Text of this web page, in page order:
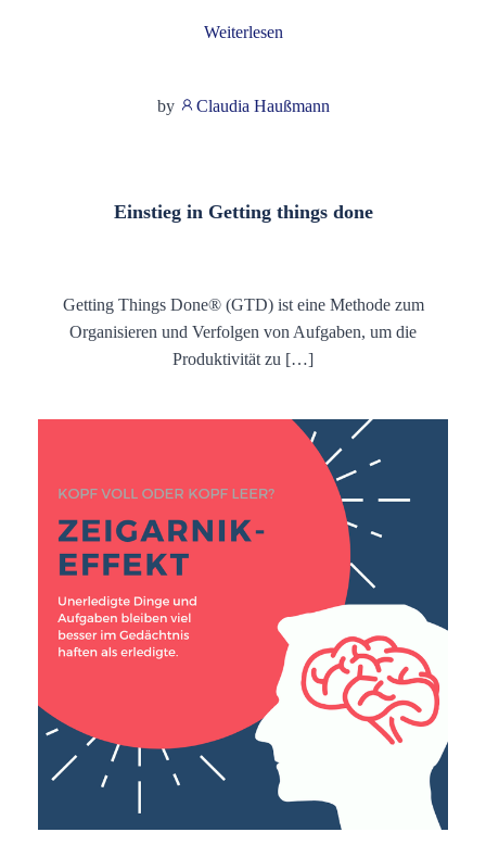
Weiterlesen
by Claudia Haußmann
Einstieg in Getting things done
Getting Things Done® (GTD) ist eine Methode zum
Organisieren und Verfolgen von Aufgaben, um die
Produktivität zu […]